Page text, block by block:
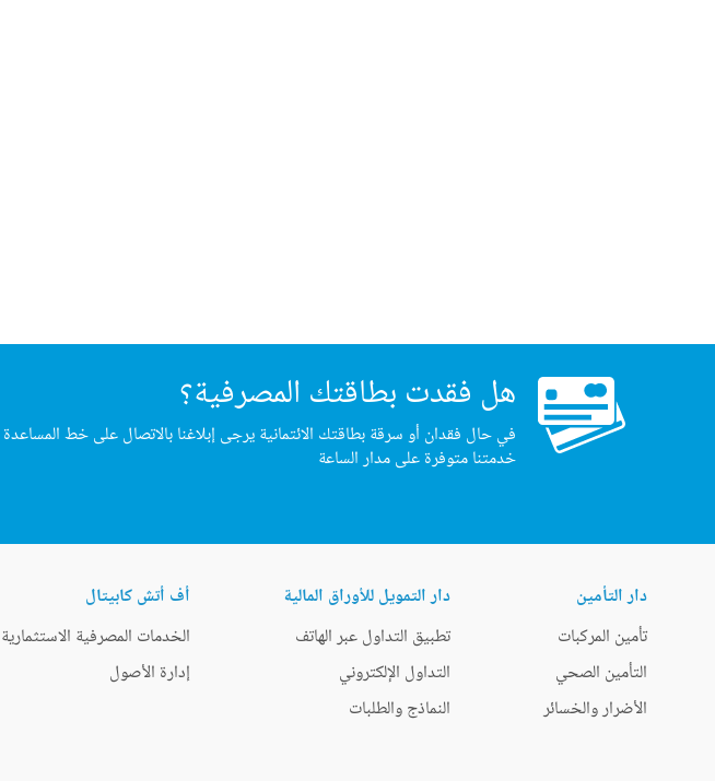
هل فقدت بطاقتك المصرفية؟
في حال فقدان أو سرقة بطاقتك الائتمانية يرجى إبلاغنا بالاتصال على خط المساعدة
خدمتنا متوفرة على مدار الساعة
دار التأمين
تأمين المركبات
التأمين الصحي
الأضرار والخسائر
دار التمويل للأوراق المالية
تطبيق التداول عبر الهاتف
التداول الإلكتروني
النماذج والطلبات
أف أتش كابيتال
الخدمات المصرفية الاستثمارية
إدارة الأصول